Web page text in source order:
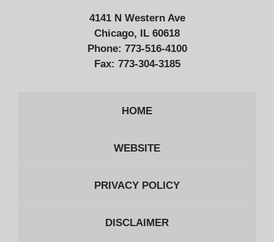
4141 N Western Ave
Chicago, IL 60618
Phone: 773-516-4100
Fax: 773-304-3185
HOME
WEBSITE
PRIVACY POLICY
DISCLAIMER